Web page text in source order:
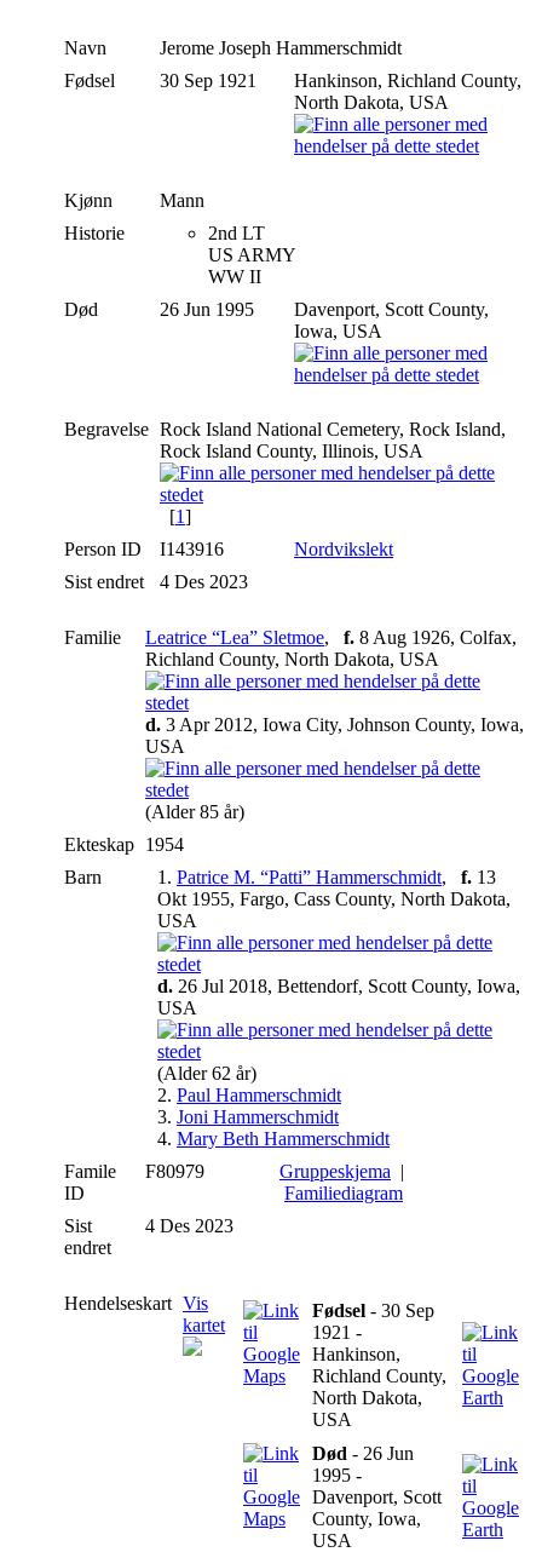
Navn Jerome Joseph Hammerschmidt
Fødsel
30 Sep 1921
Hankinson, Richland County,
North Dakota, USA
Kjønn
Mann
Historie
2nd LT
US ARMY
WW II
Død
26 Jun 1995
Davenport, Scott County,
Iowa, USA
Begravelse Rock Island National Cemetery, Rock Island,
Rock Island County, Illinois, USA
[1]
Person ID
I143916
Nordvikslekt
Sist endret
4 Des 2023
Familie Leatrice “Lea” Sletmoe, f. 8 Aug 1926, Colfax,
Richland County, North Dakota, USA
d. 3 Apr 2012, Iowa City, Johnson County, Iowa,
USA
(Alder 85 år)
Ekteskap 1954
Barn
1. Patrice M. “Patti” Hammerschmidt, f. 13
Okt 1955, Fargo, Cass County, North Dakota,
USA
d. 26 Jul 2018, Bettendorf, Scott County, Iowa,
USA
(Alder 62 år)
2. Paul Hammerschmidt
3. Joni Hammerschmidt
4. Mary Beth Hammerschmidt
Famile
ID
F80979 Gruppeskjema |
Familiediagram
Sist
endret
4 Des 2023
Hendelseskart Vis
kartet
Fødsel - 30 Sep
1921 -
Hankinson,
Richland County,
North Dakota,
USA
Død - 26 Jun
1995 -
Davenport, Scott
County, Iowa,
USA